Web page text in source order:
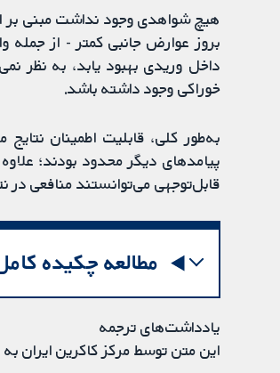
هیچ شواهدی وجود نداشت مبنی بر
بروز عوارض جانبی کمتر - از جمله
داخل وریدی بهبود یابد، به نظر
خوراکی وجود داشته باشد.
به‌طور کلی، قابلیت اطمینان
پیامدهای دیگر محدود بودند؛
قابل‌توجهی می‌توانستند منافعی در
مطالعه چکیده
یادداشت‌های ترجمه
این متن توسط مرکز کاکرین ایران